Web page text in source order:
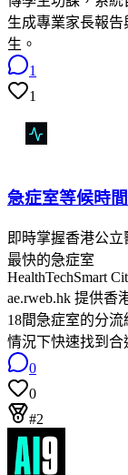
生成專業家長報
生。
1
1
急症室等候時
即時掌握香港公
最快的急症室
HealthTechSmart
ae.rweb.hk 提供
18間急症室的分
情況下快速找到合
0
0
#2